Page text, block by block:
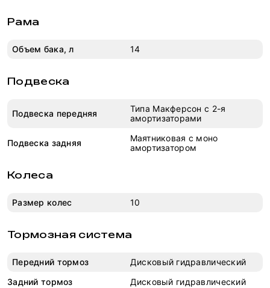
Рама
Объем бака, л 14
Подвеска
Подвеска передняя
Типа Макферсон с 2-я
амортизаторами
Подвеска задняя
Маятниковая с моно
амортизатором
Колеса
Размер колес 10
Тормозная система
Передний тормоз
Дисковый гидравлический
Задний тормоз
Дисковый гидравлический